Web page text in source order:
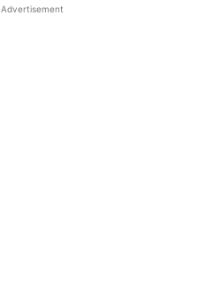
Advertisement